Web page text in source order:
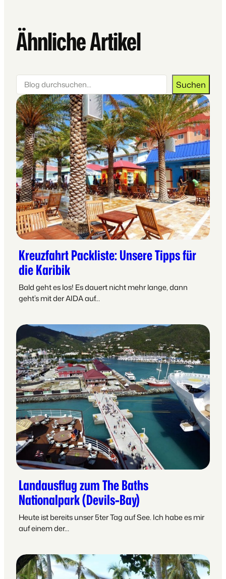
Ähnliche Artikel
Suchen Suchen
Kreuzfahrt Packliste: Unsere Tipps für
die Karibik
Bald geht es los! Es dauert nicht mehr lange, dann
geht’s mit der AIDA auf…
Landausflug zum The Baths
Nationalpark (Devils-Bay)
Heute ist bereits unser 5ter Tag auf See. Ich habe es mir
auf einem der…